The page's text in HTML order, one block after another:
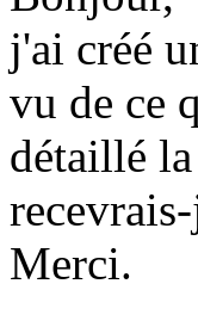
j'ai créé
vu de ce
détaillé
Merci.